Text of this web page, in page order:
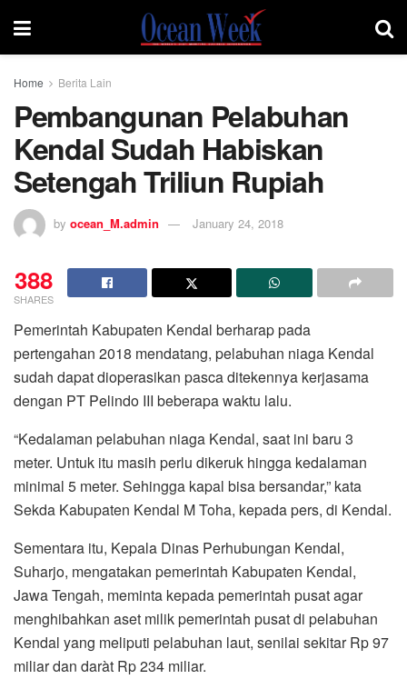
Home Berita Lain
Pembangunan Pelabuhan
Kendal Sudah Habiskan
Setengah Triliun Rupiah
by ocean_M.admin January 24, 2018
388
SHARES
Pemerintah Kabupaten Kendal berharap pada
pertengahan 2018 mendatang, pelabuhan niaga Kendal
sudah dapat dioperasikan pasca ditekennya kerjasama
dengan PT Pelindo III beberapa waktu lalu.
“Kedalaman pelabuhan niaga Kendal, saat ini baru 3
meter. Untuk itu masih perlu dikeruk hingga kedalaman
minimal 5 meter. Sehingga kapal bisa bersandar,” kata
Sekda Kabupaten Kendal M Toha, kepada pers, di Kendal.
Sementara itu, Kepala Dinas Perhubungan Kendal,
Suharjo, mengatakan pemerintah Kabupaten Kendal,
Jawa Tengah, meminta kepada pemerintah pusat agar
menghibahkan aset milik pemerintah pusat di pelabuhan
Kendal yang meliputi pelabuhan laut, senilai sekitar Rp 97
miliar dan daràt Rp 234 miliar.